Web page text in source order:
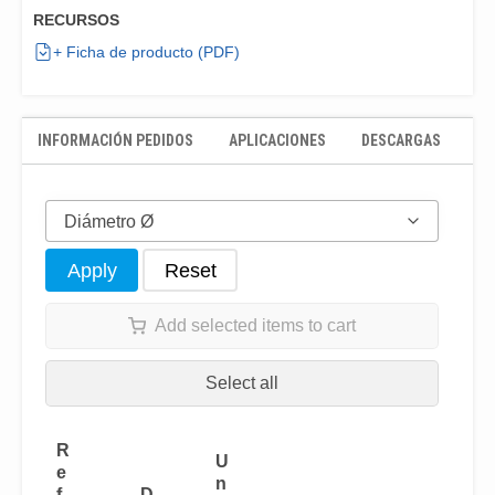
RECURSOS
+ Ficha de producto (PDF)
INFORMACIÓN PEDIDOS APLICACIONES DESCARGAS
Diámetro Ø
Apply Reset
Add selected items to cart
Select all
R
e
U
n